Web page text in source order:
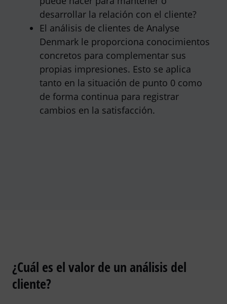
desarrollar la relación con el cliente?
El análisis de clientes de Analyse
Denmark le proporciona conocimientos
concretos para complementar sus
propias impresiones. Esto se aplica
tanto en la situación de punto 0 como
de forma continua para registrar
cambios en la satisfacción.
¿Cuál es el valor de un análisis del
cliente?